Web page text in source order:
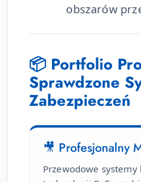
obszarów
📦 Portfolio
Sprawdzone
Zabezpieczeń
🎥 Profesjonalny
Przewodowe systemy